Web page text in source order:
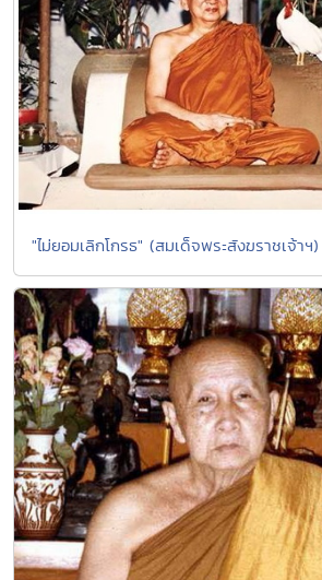
"ไม่ยอมเลิกโกรธ" (สมเด็จพระสังฆราชเจ้าฯ)